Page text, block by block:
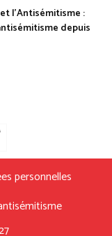
l'Antisémitisme :
depuis
personnelles